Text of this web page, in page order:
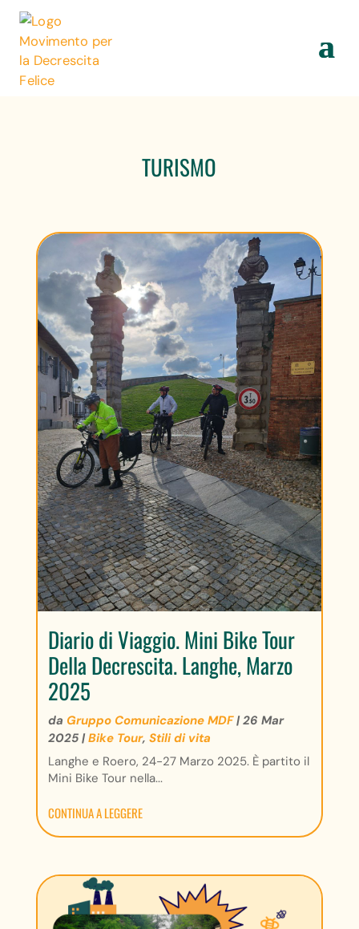
TURISMO
Diario di Viaggio. Mini Bike Tour
Della Decrescita. Langhe, Marzo
2025
da Gruppo Comunicazione MDF|26 Mar
2025|Bike Tour, Stili di vita
Langhe e Roero, 24-27 Marzo 2025. È partito il
Mini Bike Tour nella...
CONTINUA A LEGGERE